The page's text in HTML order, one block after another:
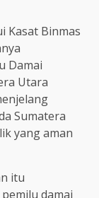
Kasat Binmas
Damai
Utara
Sumatera
yang aman
itu
damai